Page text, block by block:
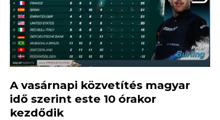
A vasárnapi közvetítés magyar
idő szerint este 10 órakor
kezdődik